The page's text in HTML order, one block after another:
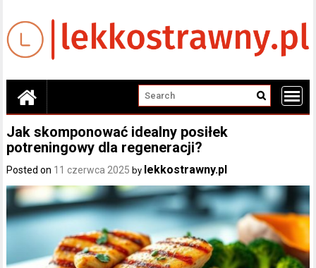
content
Jak skomponować idealny posiłek
potreningowy dla regeneracji?
Posted on 11 czerwca 2025 by lekkostrawny.pl